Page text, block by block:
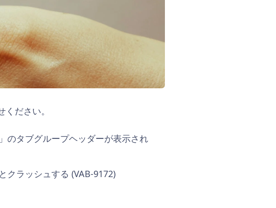
ださい。
のタブグループヘッダーが表示され
クラッシュする (VAB-9172)